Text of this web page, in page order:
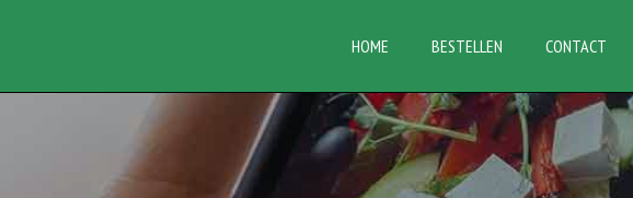
HOME BESTELLEN CONTACT